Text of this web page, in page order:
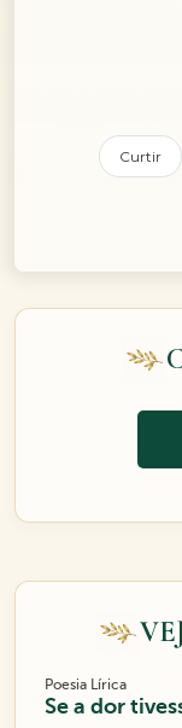
Curtir
Poesia Lírica
Se a dor